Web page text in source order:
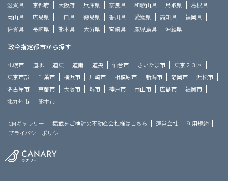
滋賀県
京都府 大阪府 兵庫県 奈良県 和歌山県 鳥取県
島根県
岡山県
広島県 山口県 徳島県 香川県 愛媛県 高知県
福岡県
佐賀県
長崎県 熊本県 大分県 宮崎県 鹿児島県 沖縄県
政令指定都市から探す
札幌市 道北 道東 道南 道央 仙台市 さいたま市
東京２３区
東京市部
千葉市 横浜市 川崎市 相模原市 新潟市 静岡市
浜松市
名古屋市
京都市 大阪市 堺市 神戸市 岡山市 広島市
福岡市
北九州市
熊本市
CMギャラリー 掲載をご検討の不動産会社様はこちら 運営会社
利用規約
プライバシーポリシー